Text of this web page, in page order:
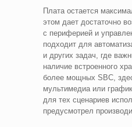
Плата остается
этом дает достаточно
с периферией и
подходит для
и других задач, где
наличие встроенного
более мощных SBC,
мультимедиа или
для тех сценариев
предусмотрел